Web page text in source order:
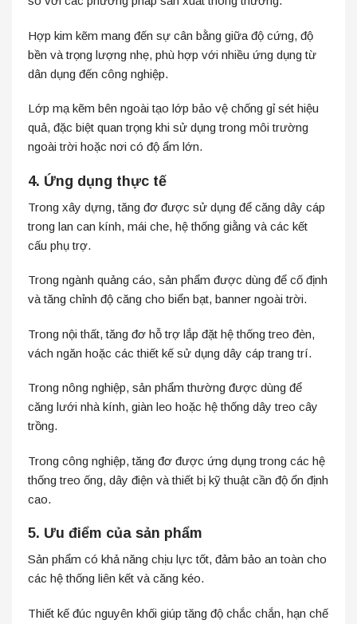
Hợp kim kẽm mang đến sự cân bằng giữa độ cứng, độ
bền và trọng lượng nhẹ, phù hợp với nhiều ứng dụng từ
dân dụng đến công nghiệp.
Lớp mạ kẽm bên ngoài tạo lớp bảo vệ chống gỉ sét hiệu
quả, đặc biệt quan trọng khi sử dụng trong môi trường
ngoài trời hoặc nơi có độ ẩm lớn.
4. Ứng dụng thực tế
Trong xây dựng, tăng đơ được sử dụng để căng dây cáp
trong lan can kính, mái che, hệ thống giằng và các kết
cấu phụ trợ.
Trong ngành quảng cáo, sản phẩm được dùng để cố định
và tăng chỉnh độ căng cho biển bạt, banner ngoài trời.
Trong nội thất, tăng đơ hỗ trợ lắp đặt hệ thống treo đèn,
vách ngăn hoặc các thiết kế sử dụng dây cáp trang trí.
Trong nông nghiệp, sản phẩm thường được dùng để
căng lưới nhà kính, giàn leo hoặc hệ thống dây treo cây
trồng.
Trong công nghiệp, tăng đơ được ứng dụng trong các hệ
thống treo ống, dây điện và thiết bị kỹ thuật cần độ ổn định
cao.
5. Ưu điểm của sản phẩm
Sản phẩm có khả năng chịu lực tốt, đảm bảo an toàn cho
các hệ thống liên kết và căng kéo.
Thiết kế đúc nguyên khối giúp tăng độ chắc chắn, hạn chế